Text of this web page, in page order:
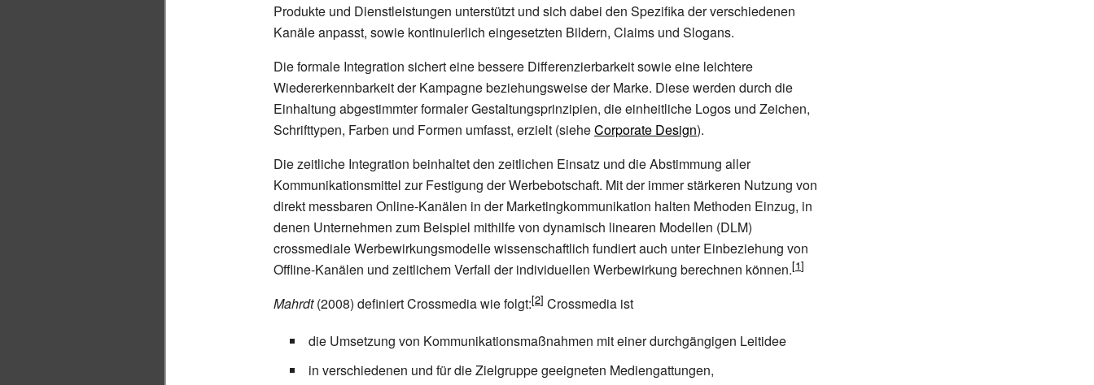
Produkte und Dienstleistungen unterstützt und sich dabei den Spezifika der verschiedenen
Kanäle anpasst, sowie kontinuierlich eingesetzten Bildern, Claims und Slogans.
Die formale Integration sichert eine bessere Differenzierbarkeit sowie eine leichtere
Wiedererkennbarkeit der Kampagne beziehungsweise der Marke. Diese werden durch die
Einhaltung abgestimmter formaler Gestaltungsprinzipien, die einheitliche Logos und Zeichen,
Schrifttypen, Farben und Formen umfasst, erzielt (sieheCorporate Design).
Die zeitliche Integration beinhaltet den zeitlichen Einsatz und die Abstimmung aller
Kommunikationsmittel zur Festigung der Werbebotschaft. Mit der immer stärkeren Nutzung von
direkt messbaren Online-Kanälen in der Marketingkommunikation halten Methoden Einzug, in
denen Unternehmen zum Beispiel mithilfe von dynamisch linearen Modellen (DLM)
crossmediale Werbewirkungsmodelle wissenschaftlich fundiert auch unter Einbeziehung von
Offline-Kanälen und zeitlichem Verfall der individuellen Werbewirkung berechnen können.
Mahrdt(2008) definiert Crossmedia wie folgt:
Crossmedia ist
die Umsetzung von Kommunikationsmaßnahmen mit einer durchgängigen Leitidee
in verschiedenen und für die Zielgruppe geeigneten Mediengattungen,